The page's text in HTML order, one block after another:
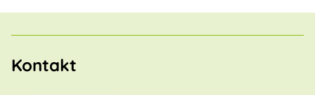
Kontakt